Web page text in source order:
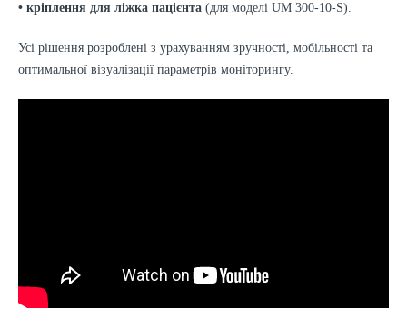
• кріплення для ліжка пацієнта (для моделі UM 300-10-S).
Усі рішення розроблені з урахуванням зручності, мобільності та
оптимальної візуалізації параметрів моніторингу.